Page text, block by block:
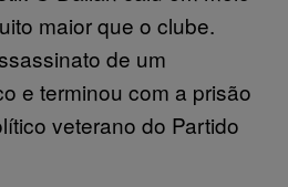
maior que o clube.
de um
e terminou com a prisão
veterano do Partido